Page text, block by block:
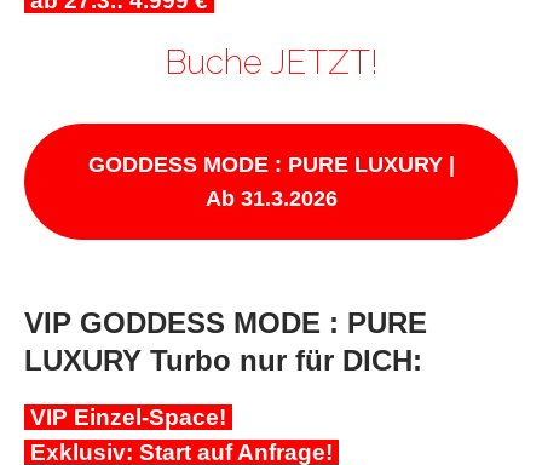
Buche JETZT!
GODDESS MODE : PURE LUXURY |
Ab 31.3.2026
VIP GODDESS MODE : PURE
LUXURY Turbo nur für DICH:
VIP Einzel-Space!
Exklusiv: Start auf Anfrage!